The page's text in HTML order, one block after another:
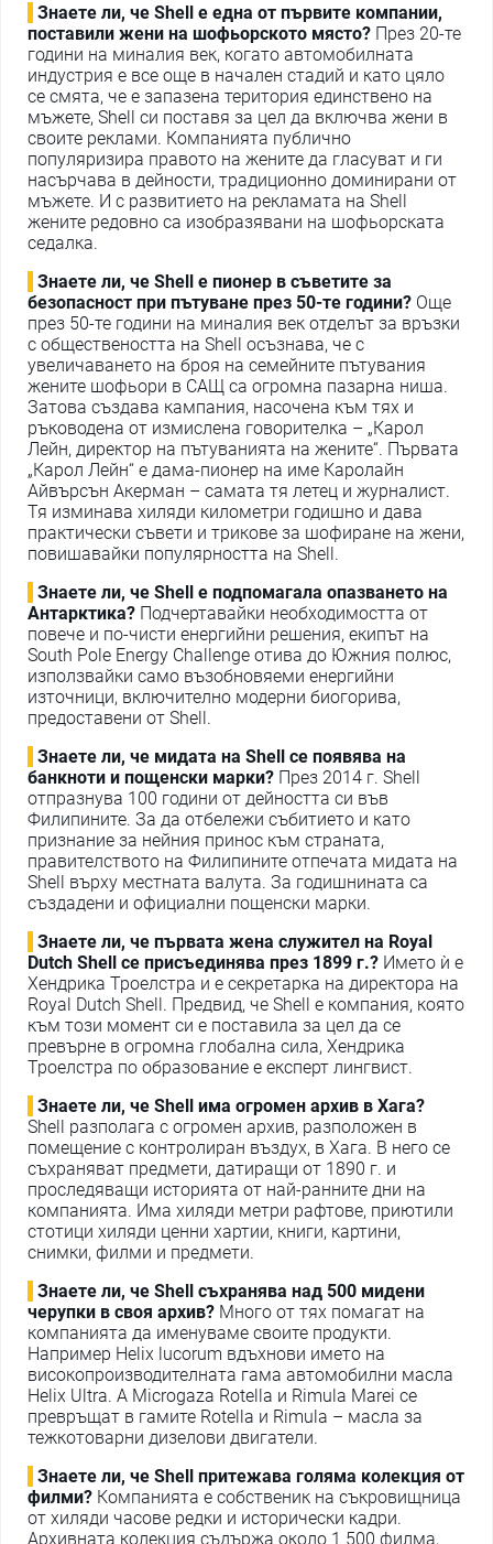
Знаете ли, че Shell е една от първите компании,
поставили жени на шофьорското място? През 20-те
години на миналия век, когато автомобилната
индустрия е все още в начален стадий и като цяло
се смята, че е запазена територия единствено на
мъжете, Shell си поставя за цел да включва жени в
своите реклами. Компанията публично
популяризира правото на жените да гласуват и ги
насърчава в дейности, традиционно доминирани от
мъжете. И с развитието на рекламата на Shell
жените редовно са изобразявани на шофьорската
седалка.
Знаете ли, че Shell е пионер в съветите за
безопасност при пътуване през 50-те години? Още
през 50-те години на миналия век отделът за връзки
с обществеността на Shell осъзнава, че с
увеличаването на броя на семейните пътувания
жените шофьори в САЩ са огромна пазарна ниша.
Затова създава кампания, насочена към тях и
ръководена от измислена говорителка – „Карол
Лейн, директор на пътуванията на жените“. Първата
„Карол Лейн“ е дама-пионер на име Каролайн
Айвърсън Акерман – самата тя летец и журналист.
Тя изминава хиляди километри годишно и дава
практически съвети и трикове за шофиране на жени,
повишавайки популярността на Shell.
Знаете ли, че Shell е подпомагала опазването на
Антарктика? Подчертавайки необходимостта от
повече и по-чисти енергийни решения, екипът на
South Pole Energy Challenge отива до Южния полюс,
използвайки само възобновяеми енергийни
източници, включително модерни биогорива,
предоставени от Shell.
Знаете ли, че мидата на Shell се появява на
банкноти и пощенски марки? През 2014 г. Shell
отпразнува 100 години от дейността си във
Филипините. За да отбележи събитието и като
признание за нейния принос към страната,
правителството на Филипините отпечата мидата на
Shell върху местната валута. За годишнината са
създадени и официални пощенски марки.
Знаете ли, че първата жена служител на Royal
Dutch Shell се присъединява през 1899 г.? Името ѝ е
Хендрика Троелстра и е секретарка на директора на
Royal Dutch Shell. Предвид, че Shell е компания, която
към този момент си е поставила за цел да се
превърне в огромна глобална сила, Хендрика
Троелстра по образование е експерт лингвист.
Знаете ли, че Shell има огромен архив в Хага?
Shell разполага с огромен архив, разположен в
помещение с контролиран въздух, в Хага. В него се
съхраняват предмети, датиращи от 1890 г. и
проследяващи историята от най-ранните дни на
компанията. Има хиляди метри рафтове, приютили
стотици хиляди ценни хартии, книги, картини,
снимки, филми и предмети.
Знаете ли, че Shell съхранява над 500 мидени
черупки в своя архив? Много от тях помагат на
компанията да именуваме своите продукти.
Например Helix lucorum вдъхнови името на
високопроизводителната гама автомобилни масла
Helix Ultra. А Microgaza Rotella и Rimula Marei се
превръщат в гамите Rotella и Rimula – масла за
тежкотоварни дизелови двигатели.
Знаете ли, че Shell притежава голяма колекция от
филми? Компанията е собственик на съкровищница
от хиляди часове редки и исторически кадри.
Архивната колекция съдържа около 1 500 филма,